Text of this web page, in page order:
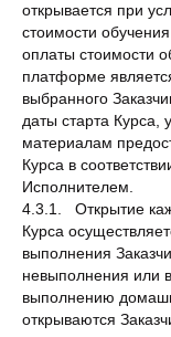
открывается при
стоимости
оплаты стоимости
платформе
выбранного
даты старта Курса,
материалам
Курса в
Исполнителем.
4.3.1. Открытие
Курса
выполнения
невыполнения или
выполнению
открываются